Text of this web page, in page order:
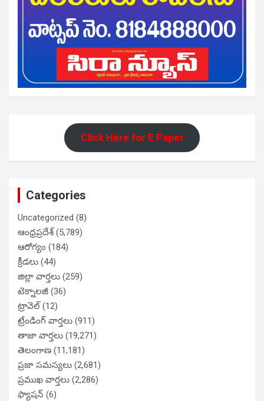
Click Here for E Paper
Categories
Uncategorized (8)
ఆంధ్రప్రదేశ్(5,789)
ఆరోగ్యం (184)
క్రీడలు (44)
జిల్లా వార్తలు (259)
టెక్నాలజీ (36)
ట్రావెల్(12)
ట్రేండింగ్ వార్తలు (911)
తాజా వార్తలు (19,271)
తెలంగాణ (11,181)
ప్రజా సమస్యలు (2,681)
ప్రముఖ వార్తలు (2,286)
ఫ్యాషన్ (6)